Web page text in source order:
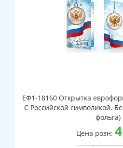
ЕФ1-18160 Открытка
С Российской символикой.
фольга)
Цена розн: